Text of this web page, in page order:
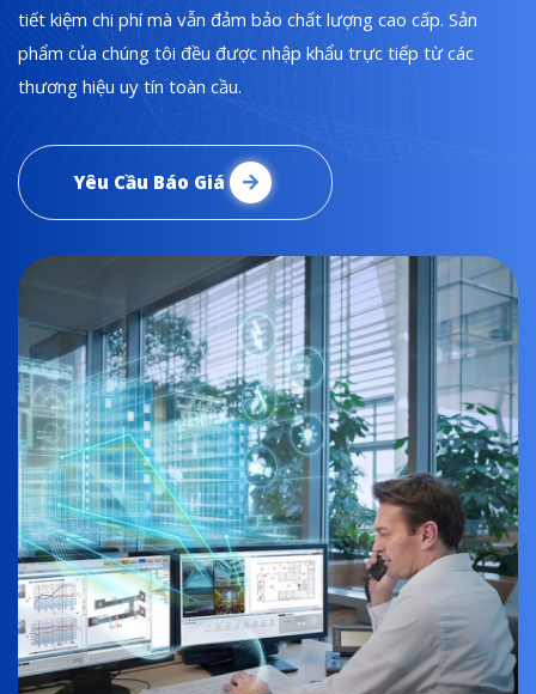
tiết kiệm chi phí mà vẫn đảm bảo chất lượng cao cấp. Sản
phẩm của chúng tôi đều được nhập khẩu trực tiếp từ các
thương hiệu uy tín toàn cầu.
Yêu Cầu Báo Giá